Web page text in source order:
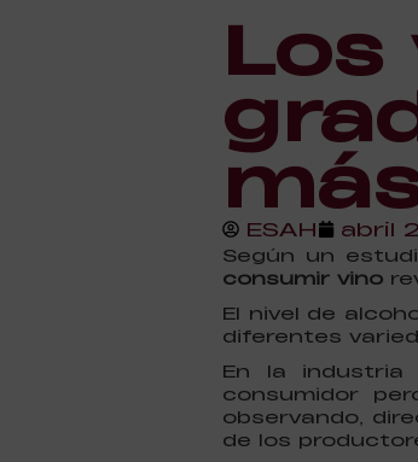
ESAH abril
Según un
consumir vino
El nivel de
diferentes
En la industria
consumidor
observando,
de los